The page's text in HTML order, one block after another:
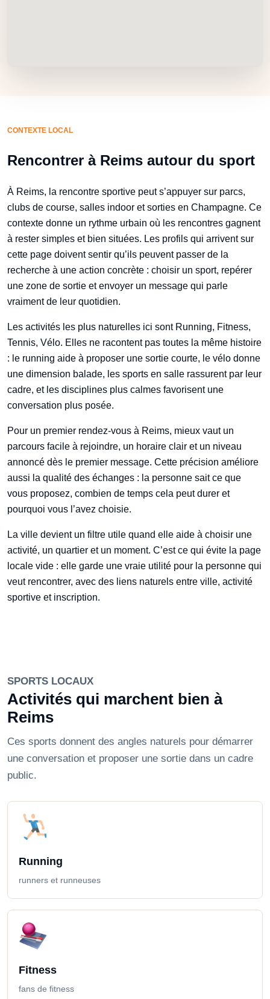
CONTEXTE LOCAL
Rencontrer à Reims autour du sport
À Reims, la rencontre sportive peut s’appuyer sur parcs,
clubs de course, salles indoor et sorties en Champagne. Ce
contexte donne un rythme urbain où les rencontres gagnent
à rester simples et bien situées. Les profils qui arrivent sur
cette page doivent sentir qu’ils peuvent passer de la
recherche à une action concrète : choisir un sport, repérer
une zone de sortie et envoyer un message qui parle
vraiment de leur quotidien.
Les activités les plus naturelles ici sont Running, Fitness,
Tennis, Vélo. Elles ne racontent pas toutes la même histoire
: le running aide à proposer une sortie courte, le vélo donne
une dimension balade, les sports en salle rassurent par leur
cadre, et les disciplines plus calmes favorisent une
conversation plus posée.
Pour un premier rendez-vous à Reims, mieux vaut un
parcours facile à rejoindre, un horaire clair et un niveau
annoncé dès le premier message. Cette précision améliore
aussi la qualité des échanges : la personne sait ce que
vous proposez, combien de temps cela peut durer et
pourquoi vous l’avez choisie.
La ville devient un filtre utile quand elle aide à choisir une
activité, un quartier et un moment. C’est ce qui évite la page
locale vide : elle garde une vraie utilité pour la personne qui
veut rencontrer, avec des liens naturels entre ville, activité
sportive et inscription.
SPORTS LOCAUX
Activités qui marchent bien à
Reims
Ces sports donnent des angles naturels pour démarrer
une conversation et proposer une sortie dans un cadre
public.
Running
runners et runneuses
Fitness
fans de fitness